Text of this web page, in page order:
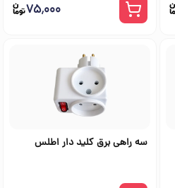
۷۵٬۰۰۰
سه راهی برق کلید دار اطلس